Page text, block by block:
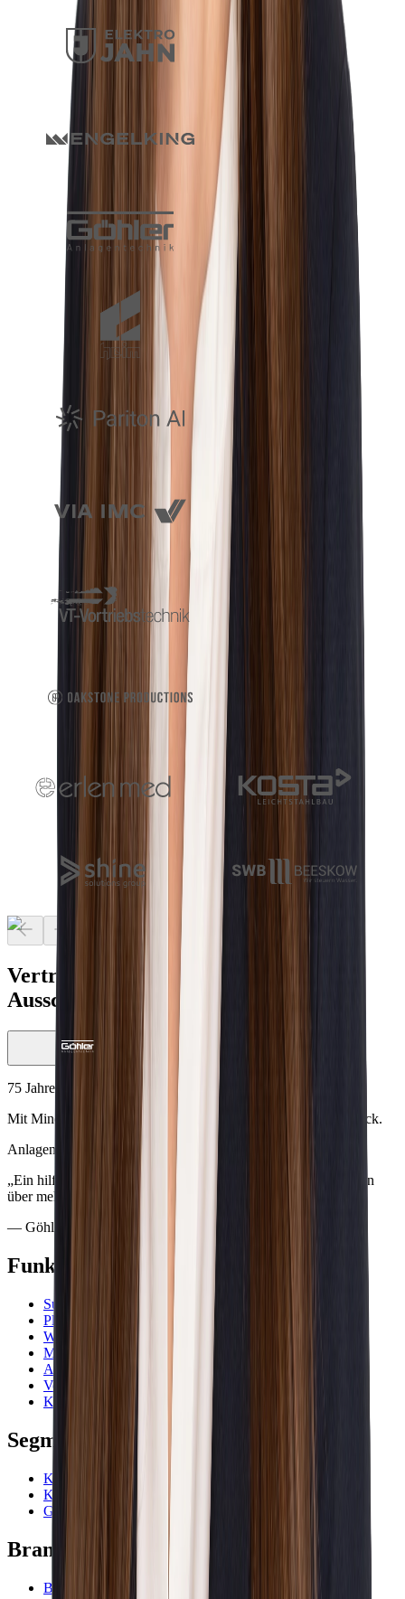
Vertrauen von Teams, die erfolgreich
Ausschreibungen gewinnen
75 Jahre Markterfahrung
Mit Minerva alle Ausschreibungsportale erstmals zentral im Blick.
Anlagentechnik
Öffentliche Vergabe
„Ein hilfreiches Werkzeug zur Verwaltung öffentlicher Anfragen
über mehrere Ausschreibungsportale hinweg.”
— Göhler GmbH & Co. KG, Ausschreibungsteam
Funktionen
Suche
Pläne
Workflow
Monitoring
Analyse
Vorbereitung
Kalender
Segmente
Kleinstunternehmen
Kleine und mittlere Unternehmen
Großunternehmen und Konzerne
Branchen
Bauwesen